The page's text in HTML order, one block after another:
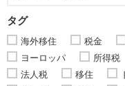
タグ
海外移住 税金
ヨーロッパ
所得税
法人税
移住